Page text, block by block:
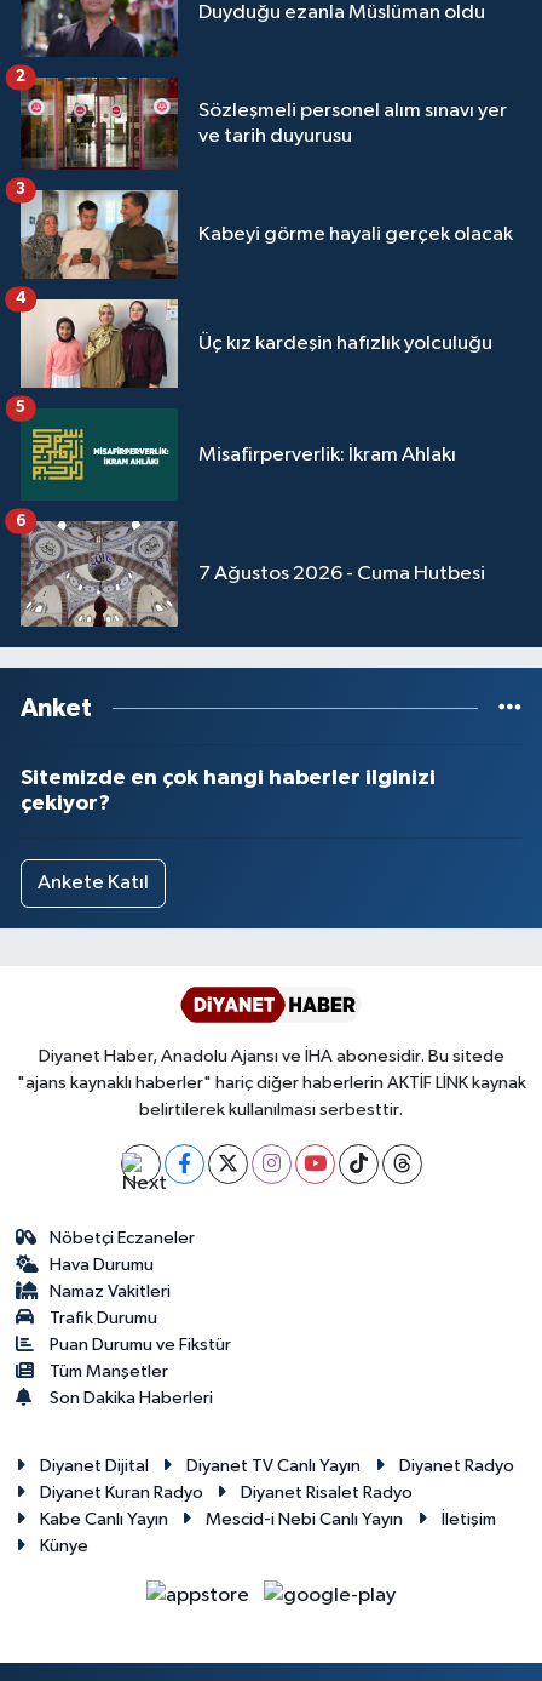
Duyduğu ezanla Müslüman oldu
Sözleşmeli personel alım sınavı yer
ve tarih duyurusu
2
Kabeyi görme hayali gerçek olacak
3
Üç kız kardeşin hafızlık yolculuğu
4
Misafirperverlik: İkram Ahlakı
5
7 Ağustos 2026 - Cuma Hutbesi
6
Anket
Sitemizde en çok hangi haberler ilginizi
çekiyor?
Ankete Katıl
Diyanet Haber, Anadolu Ajansı ve İHA abonesidir. Bu sitede
"ajans kaynaklı haberler" hariç diğer haberlerin AKTİF LİNK kaynak
belirtilerek kullanılması serbesttir.
Nöbetçi Eczaneler
Hava Durumu
Namaz Vakitleri
Trafik Durumu
Puan Durumu ve Fikstür
Tüm Manşetler
Son Dakika Haberleri
Diyanet Dijital Diyanet TV Canlı Yayın
Diyanet Radyo
Diyanet Kuran Radyo
Diyanet Risalet Radyo
Kabe Canlı Yayın
Mescid-i Nebi Canlı Yayın
İletişim
Künye